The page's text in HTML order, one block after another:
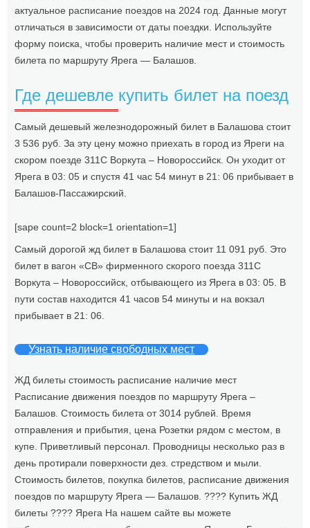
актуальное расписание поездов на 2024 год. Данные могут
отличаться в зависимости от даты поездки. Используйте
форму поиска, чтобы проверить наличие мест и стоимость
билета по маршруту Ярега — Балашов.
Где дешевле купить билет на поезд
Самый дешевый железнодорожный билет в Балашова стоит
3 536 руб. За эту цену можно приехать в город из Яреги на
скором поезде 311С Воркута – Новороссийск. Он уходит от
Ярега в 03: 05 и спустя 41 час 54 минут в 21: 06 прибывает в
Балашов-Пассажирский.
[sape count=2 block=1 orientation=1]
Самый дорогой жд билет в Балашова стоит 11 091 руб. Это
билет в вагон «СВ» фирменного скорого поезда 311С
Воркута – Новороссийск, отбывающего из Ярега в 03: 05. В
пути состав находится 41 часов 54 минуты и на вокзал
прибывает в 21: 06.
Узнать наличие свободных мест
ЖД билеты стоимость расписание наличие мест
Расписание движения поездов по маршруту Ярега –
Балашов. Стоимость билета от 3014 рублей. Время
отправления и прибытия, цена Розетки рядом с местом, в
купе. Приветливый персонал. Проводницы несколько раз в
день протирали поверхности дез. стредством и мыли.
Стоимость билетов, покупка билетов, расписание движения
поездов по маршруту Ярега — Балашов. ???? Купить ЖД
билеты ???? Ярега На нашем сайте вы можете